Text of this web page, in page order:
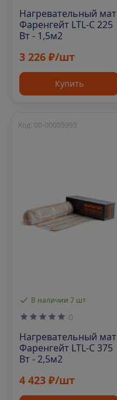
Нагревательный мат
Фаренгейт LTL-C 225
Вт - 1,5м2
3 226 ₽/шт
Купить
В наличии 7 шт
Код: 00-00005995
0
Нагревательный мат
Фаренгейт LTL-C 375
Вт - 2,5м2
4 423 ₽/шт